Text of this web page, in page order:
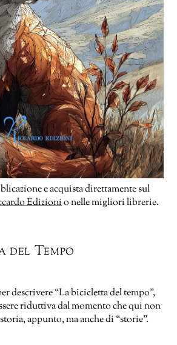
e acquista direttamente sul
Edizionio nelle migliori librerie.
Tempo
descrivere “La bicicletta del tempo”,
riduttiva dal momento che qui non
appunto, ma anche di “storie”.